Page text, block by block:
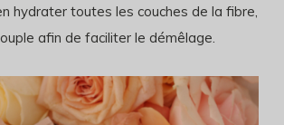
hydrater toutes les couches de la fibre,
afin de faciliter le démêlage.